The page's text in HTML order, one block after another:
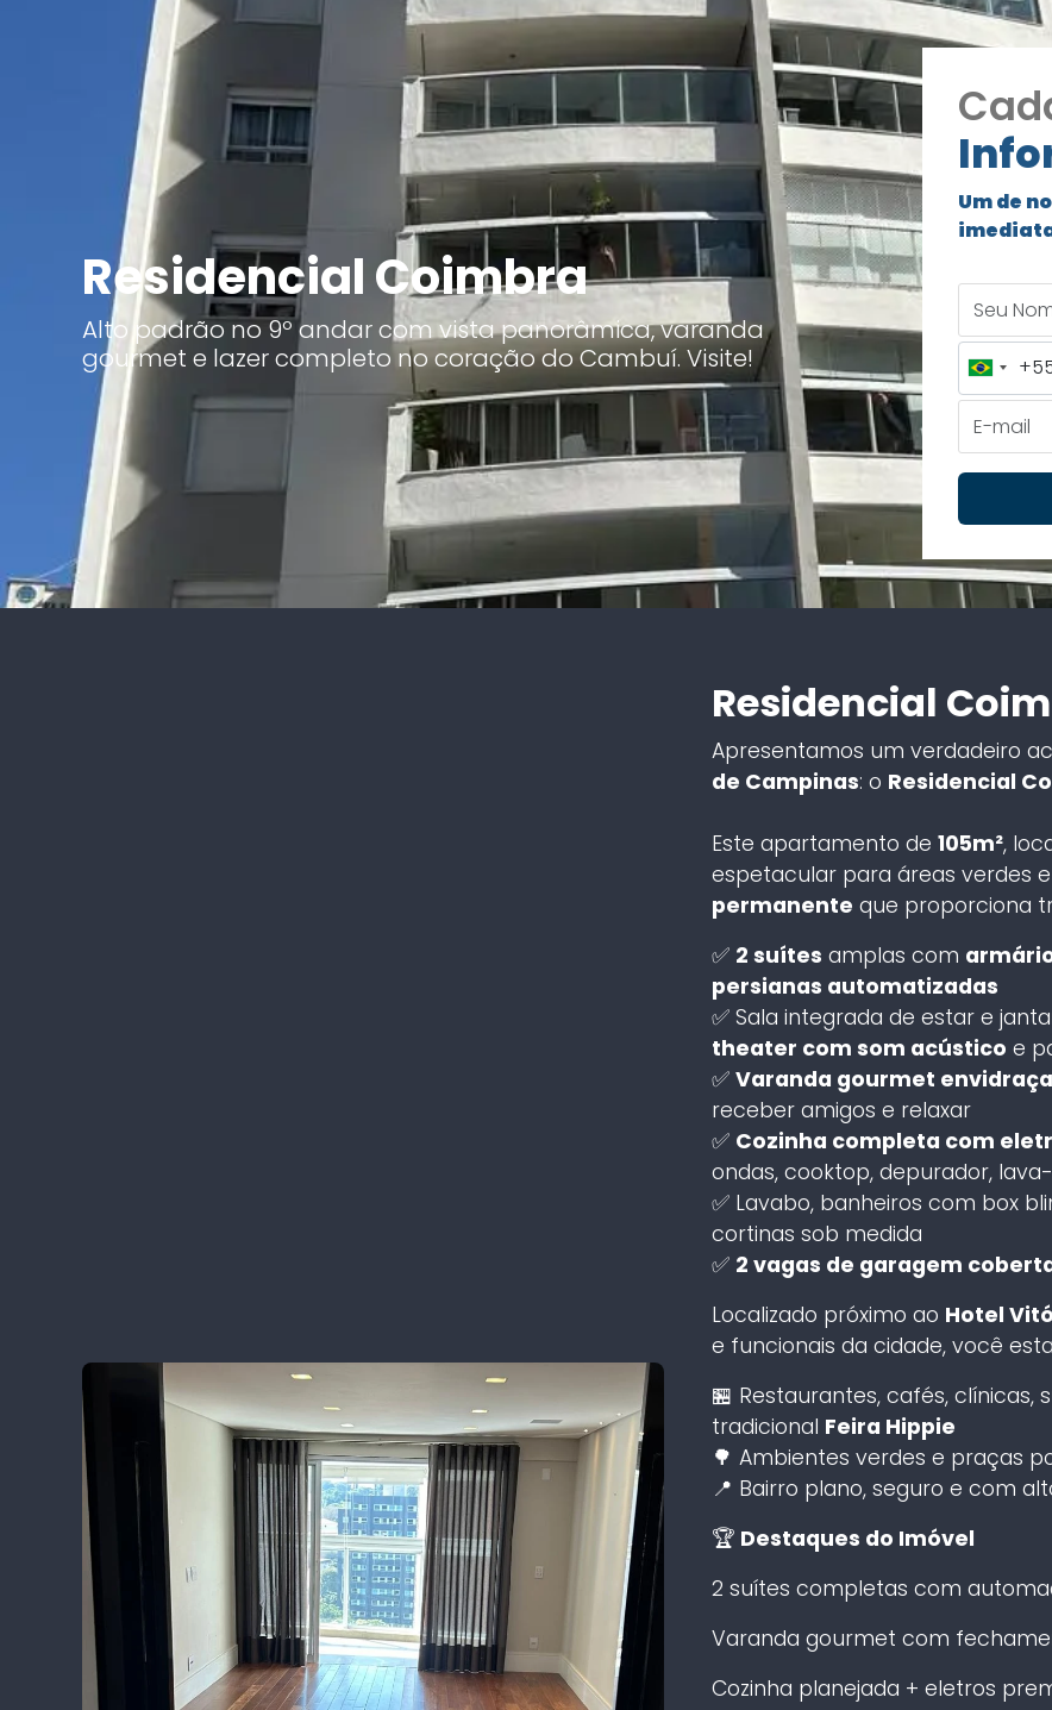
Residencial Coimbra
Alto padrão no 9º andar com vista panorâmica, varanda
gourmet e lazer completo no coração do Cambuí. Visite!
Um de
Brazil
+55
Residencial
Apresentamos um verdadeiro
de Campinas: o Residencial
Este apartamento de 105m²,
espetacular para áreas verdes
permanente que proporciona
✅ 2 suítes amplas com
persianas automatizadas
✅ Sala integrada de estar e
theater com som acústico e
✅ Varanda gourmet
receber amigos e relaxar
✅ Cozinha completa com
ondas, cooktop, depurador,
✅ Lavabo, banheiros com box
cortinas sob medida
✅ 2 vagas de garagem
Localizado próximo ao Hotel
e funcionais da cidade, você
🏪 Restaurantes, cafés, clínicas,
tradicional Feira Hippie
🌳 Ambientes verdes e praças
📍 Bairro plano, seguro e com
🏆 Destaques do Imóvel
2 suítes completas com
Varanda gourmet com
Cozinha planejada + eletros